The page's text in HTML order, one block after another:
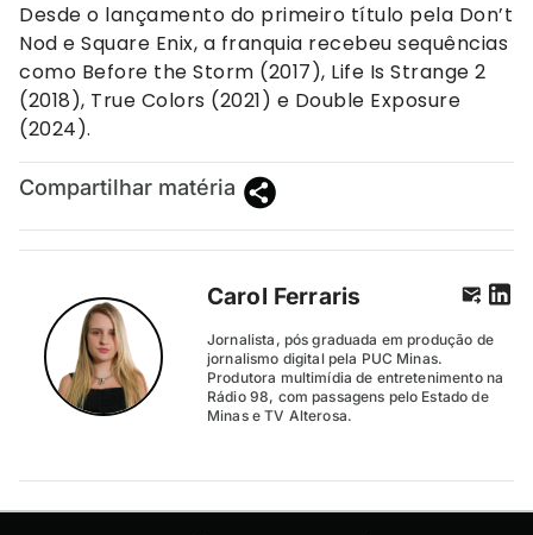
Desde o lançamento do primeiro título pela Don’t
Nod e Square Enix, a franquia recebeu sequências
como Before the Storm (2017), Life Is Strange 2
(2018), True Colors (2021) e Double Exposure
(2024).
Compartilhar matéria
Carol Ferraris
Jornalista, pós graduada em produção de
jornalismo digital pela PUC Minas.
Produtora multimídia de entretenimento na
Rádio 98, com passagens pelo Estado de
Minas e TV Alterosa.